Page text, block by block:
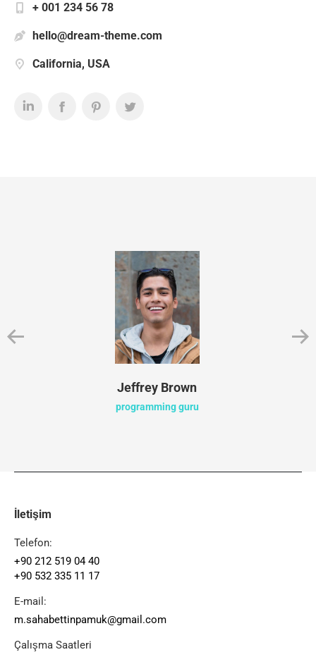
+ 001 234 56 78
hello@dream-theme.com
California, USA
Jeffrey Brown
programming guru
İletişim
Telefon:
+90 212 519 04 40
+90 532 335 11 17
E-mail:
m.sahabettinpamuk@gmail.com
Çalışma Saatleri